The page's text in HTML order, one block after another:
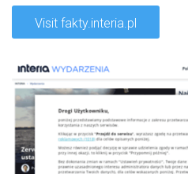
Visit fakty.interia.pl